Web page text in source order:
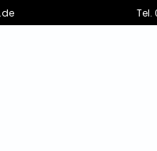
Tel.